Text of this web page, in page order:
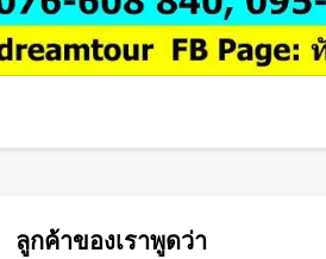
ลูกค้าของเราพูดว่า